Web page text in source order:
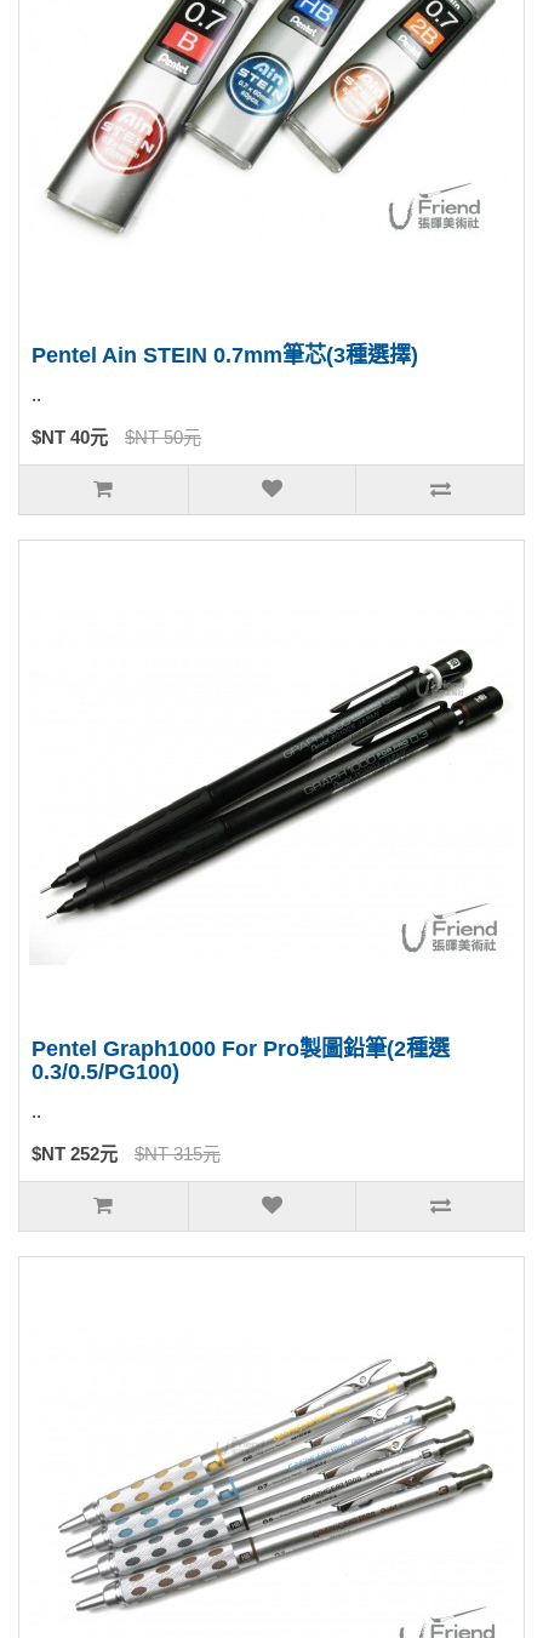
Pentel Ain STEIN 0.7mm筆芯(3種選擇)
..
$NT 40元 $NT 50元
Pentel Graph1000 For Pro製圖鉛筆(2種選
0.3/0.5/PG100)
..
$NT 252元 $NT 315元